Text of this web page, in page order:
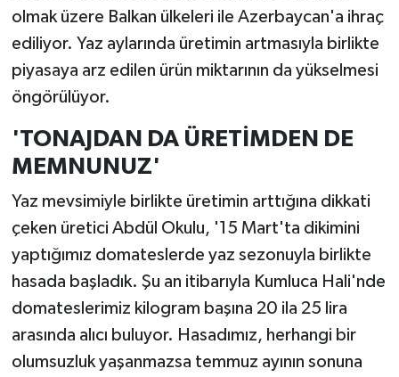
olmak üzere Balkan ülkeleri ile Azerbaycan'a ihraç
ediliyor. Yaz aylarında üretimin artmasıyla birlikte
piyasaya arz edilen ürün miktarının da yükselmesi
öngörülüyor.
'TONAJDAN DA ÜRETİMDEN DE
MEMNUNUZ'
Yaz mevsimiyle birlikte üretimin arttığına dikkati
çeken üretici Abdül Okulu, '15 Mart'ta dikimini
yaptığımız domateslerde yaz sezonuyla birlikte
hasada başladık. Şu an itibarıyla Kumluca Hali'nde
domateslerimiz kilogram başına 20 ila 25 lira
arasında alıcı buluyor. Hasadımız, herhangi bir
olumsuzluk yaşanmazsa temmuz ayının sonuna